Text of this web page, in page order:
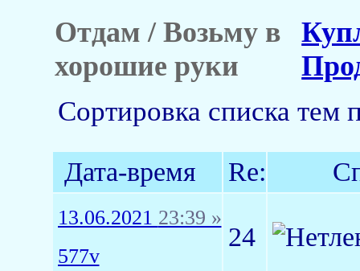
Отдам / Возьму в
хорошие руки
Сортировка списка тем
Дата-время Re:
13.06.2021 23:39 »
577v
24